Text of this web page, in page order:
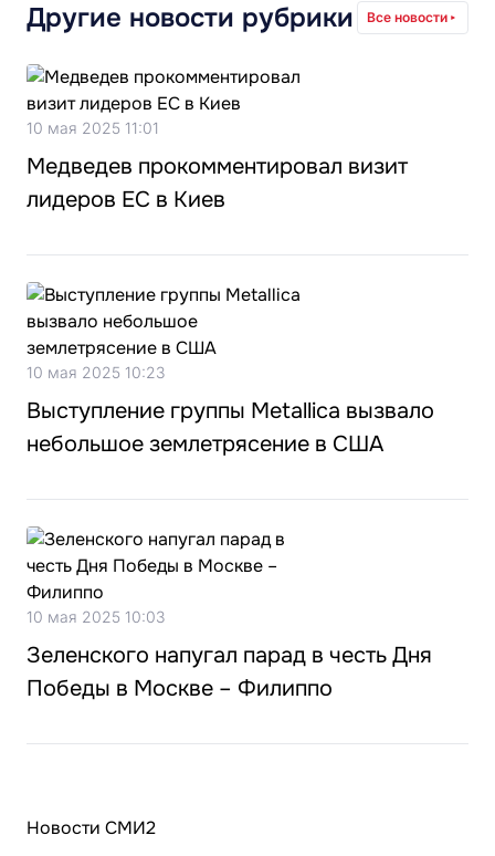
Другие новости рубрики Все новости
10 мая 2025 11:01
Медведев прокомментировал визит
лидеров ЕС в Киев
10 мая 2025 10:23
Выступление группы Metallica вызвало
небольшое землетрясение в США
10 мая 2025 10:03
Зеленского напугал парад в честь Дня
Победы в Москве – Филиппо
Новости СМИ2